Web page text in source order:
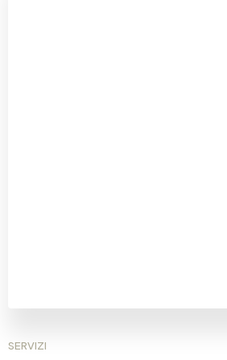
SERVIZI